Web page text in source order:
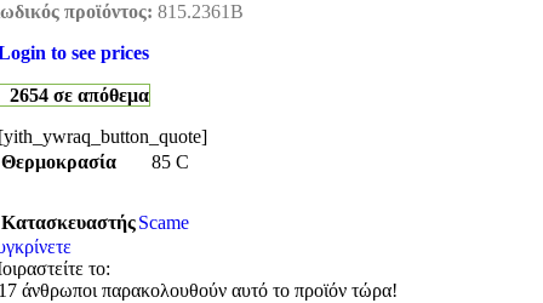
προϊόντος: 815.2361B
to see prices
2654 σε απόθεμα
Θερμοκρασία
85 C
ΚατασκευαστήςScame
το:
άνθρωποι παρακολουθούν αυτό το προϊόν τώρα!